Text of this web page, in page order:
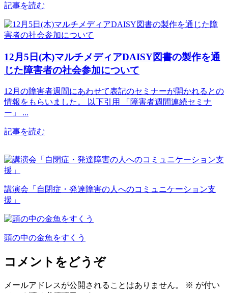
記事を読む
12月5日(木)マルチメディアDAISY図書の製作を通
じた障害者の社会参加について
12月の障害者週間にあわせて表記のセミナーが開かれるとの
情報をもらいました。 以下引用 「障害者週間連続セミナ
ー」 ...
記事を読む
講演会「自閉症・発達障害の人へのコミュニケーション支
援」
頭の中の金魚をすくう
コメントをどうぞ
メールアドレスが公開されることはありません。 ※ が付い